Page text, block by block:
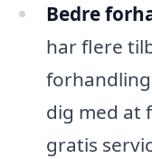
Bedre
har flere
dig med at
gratis